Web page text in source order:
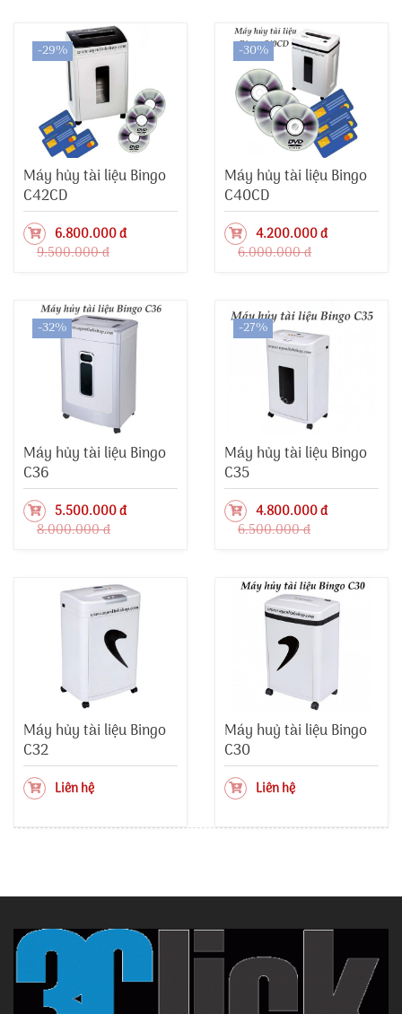
-29%
Máy hủy tài liệu Bingo
C42CD
6.800.000 đ
9.500.000 đ
-30%
Máy hủy tài liệu Bingo
C40CD
4.200.000 đ
6.000.000 đ
-32%
Máy hủy tài liệu Bingo
C36
5.500.000 đ
8.000.000 đ
-27%
Máy hủy tài liệu Bingo
C35
4.800.000 đ
6.500.000 đ
Máy hủy tài liệu Bingo
C32
Liên hệ
Máy huỷ tài liệu Bingo
C30
Liên hệ